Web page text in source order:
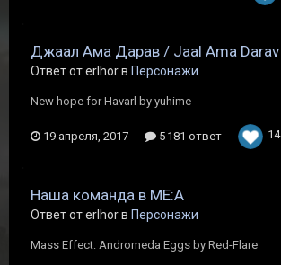
Джаал Ама Дарав / Jaal Ama Darav
Ответ от erlhor в Персонажи
New hope for Havarl by yuhime
19 апреля, 2017 5 181 ответ 14
Наша команда в ME:A
Ответ от erlhor в Персонажи
Mass Effect: Andromeda Eggs by Red-Flare